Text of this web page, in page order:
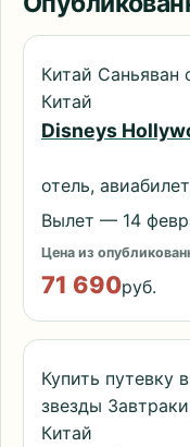
Китай Саньяван
Китай
Disneys
отель,
Вылет — 14
Цена из
71 690руб.
Купить путевку
звезды Завтраки
Китай